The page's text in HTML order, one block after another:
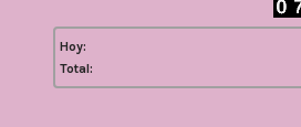
Hoy:
Total: